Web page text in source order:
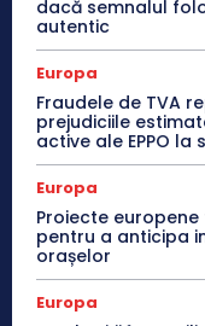
dacă semnalul
autentic
Europa
Fraudele de TVA
prejudiciile
active ale EPPO la
Europa
Proiecte
pentru a anticipa
orașelor
Europa